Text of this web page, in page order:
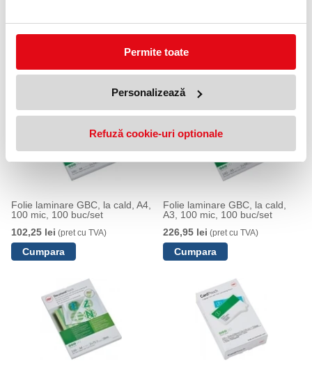
Permite toate
Personalizează
Refuză cookie-uri optionale
lucios și durabil, ideal pentru documentele ce trebuie să reziste în
timp.
PRODUSE SIMILARE
Folie laminare GBC, la cald, A4,
100 mic, 100 buc/set
102,25 lei (pret cu TVA)
Folie laminare GBC, la cald,
A3, 100 mic, 100 buc/set
226,95 lei (pret cu TVA)